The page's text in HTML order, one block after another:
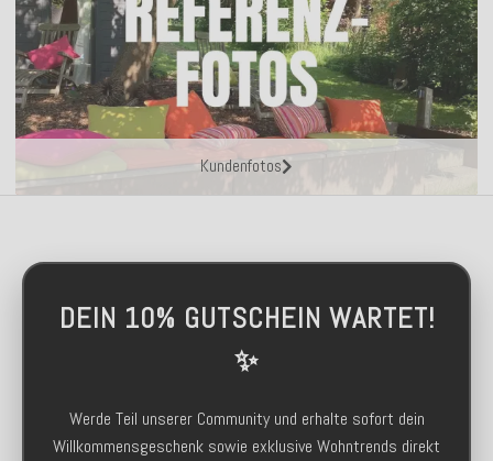
Kundenfotos
DEIN 10% GUTSCHEIN WARTET!
✨
Werde Teil unserer Community und erhalte sofort dein
Willkommensgeschenk sowie exklusive Wohntrends direkt